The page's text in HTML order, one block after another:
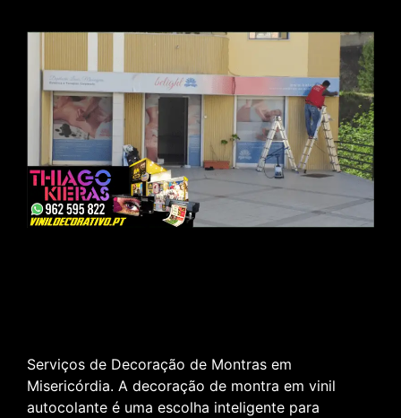
Serviços de Decoração de Montras em
Misericórdia. A decoração de montra em vinil
autocolante é uma escolha inteligente para